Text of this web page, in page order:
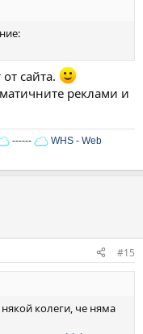
сайта.
реклами и
------
WHS - Web
#15
колеги, че няма